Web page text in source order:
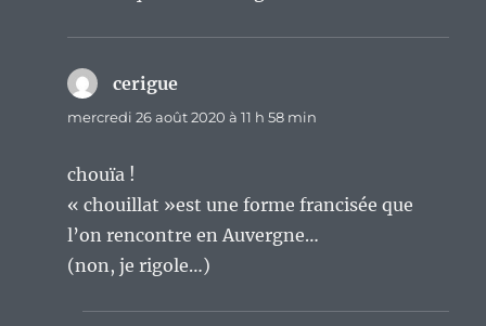
cerigue
mercredi 26 août 2020 à 11 h 58 min
chouïa !
« chouillat »est une forme francisée que
l’on rencontre en Auvergne…
(non, je rigole…)